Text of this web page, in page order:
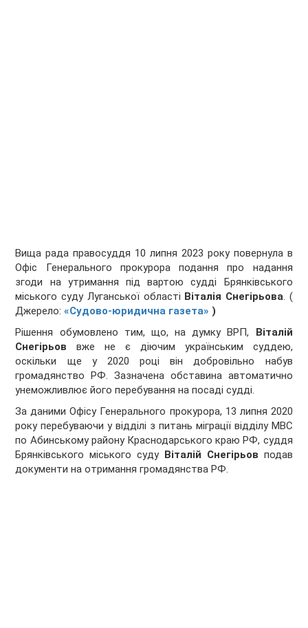
Вища рада правосуддя 10 липня 2023 року повернула в
Офіс Генерального прокурора подання про надання
згоди на утримання під вартою судді Брянківського
міського суду Луганської області Віталія Снегірьова. (
Джерело:«Судово-юридична газета» )
Рішення обумовлено тим, що, на думку ВРП, Віталій
Снегірьов вже не є діючим українським суддею,
оскільки ще у 2020 році він добровільно набув
громадянство РФ. Зазначена обставина автоматично
унеможливлює його перебування на посаді судді.
За даними Офісу Генерального прокурора, 13 липня 2020
року перебуваючи у відділі з питань міграції відділу МВС
по Абинському району Краснодарського краю РФ, суддя
Брянківського міського суду Віталій Снегірьов подав
документи на отримання громадянства РФ.